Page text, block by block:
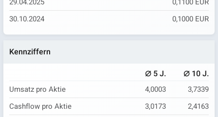
30.10.2024
0,1000 EUR
Kennziffern
⌀ 5 J. ⌀ 10 J.
Umsatz pro Aktie 4,0003
3,7339
Cashflow pro Aktie
3,0173
2,4163